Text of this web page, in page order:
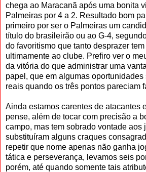
chega ao Maracanã após uma bonita
Palmeiras por 4 a 2. Resultado bom
primeiro por ser o Palmeiras um
título do brasileirão ou ao G-4,
do favoritismo que tanto desprazer
ultimamente ao clube. Prefiro ver o
da vitória do que administrar uma
papel, que em algumas oportunidades
reais quando os três pontos pareciam
Ainda estamos carentes de atacantes
pense, além de tocar com precisão a
campo, mas tem sobrado vontade aos
substituíram alguns craques
repetir que nome apenas não ganha
tática e perseverança, levamos seis
porém, até quando somente tais